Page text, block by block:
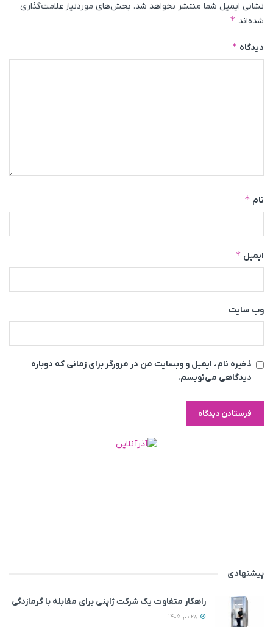
نشانی ایمیل شما منتشر نخواهد شد. بخش‌های موردنیاز علامت‌گذاری
شده‌اند *
دیدگاه *
نام *
ایمیل *
وب‌ سایت
ذخیره نام، ایمیل و وبسایت من در مرورگر برای زمانی که دوباره
دیدگاهی می‌نویسم.
پیشنهادی
راهکار متفاوت یک شرکت ژاپنی برای مقابله با گرمازدگی